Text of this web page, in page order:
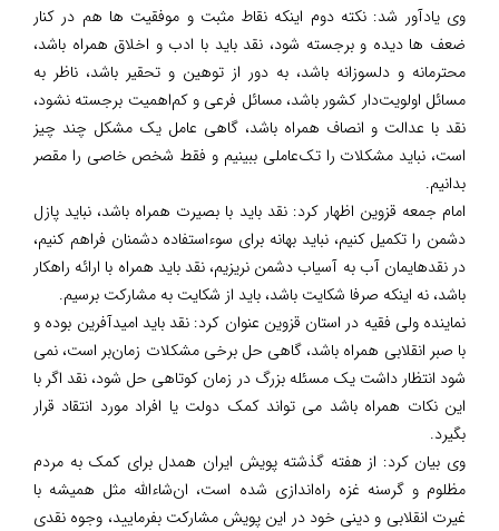
وی یادآور شد: نکته دوم اینکه نقاط مثبت و موفقیت ها هم در کنار
ضعف ها دیده و برجسته شود، نقد باید با ادب و اخلاق همراه باشد،
محترمانه و دلسوزانه باشد، به دور از توهین و تحقیر باشد، ناظر به
مسائل اولویت‌دار کشور باشد، مسائل فرعی و کم‌اهمیت برجسته نشود،
نقد با عدالت و انصاف همراه باشد، گاهی عامل یک مشکل چند چیز
است، نباید مشکلات را تک‌عاملی ببینیم و فقط شخص خاصی را مقصر
بدانیم.
امام جمعه قزوین اظهار کرد: نقد باید با بصیرت همراه باشد، نباید پازل
دشمن را تکمیل کنیم، نباید بهانه برای سوءاستفاده دشمنان فراهم کنیم،
در نقدهایمان آب به آسیاب دشمن نریزیم، نقد باید همراه با ارائه راهکار
باشد، نه اینکه صرفا شکایت باشد، باید از شکایت به مشارکت برسیم.
نماینده ولی فقیه در استان قزوین عنوان کرد: نقد باید امیدآفرین بوده و
با صبر انقلابی همراه باشد، گاهی حل برخی مشکلات زمان‌بر است، نمی
شود انتظار داشت یک مسئله بزرگ در زمان کوتاهی حل شود، نقد اگر با
این نکات همراه باشد می تواند کمک دولت یا افراد مورد انتقاد قرار
بگیرد.
وی بیان کرد: از هفته گذشته پویش ایران همدل برای کمک به مردم
مظلوم و گرسنه غزه راه‌اندازی شده است، ان‌شاءالله مثل همیشه با
غیرت انقلابی و دینی خود در این پویش مشارکت بفرمایید، وجوه نقدی